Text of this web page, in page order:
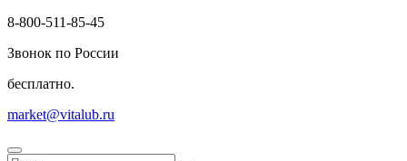
8-800-511-85-45
Звонок по России
бесплатно.
market@vitalub.ru